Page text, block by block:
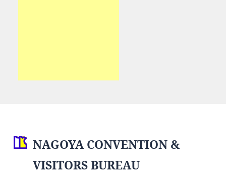
NAGOYA CONVENTION &
VISITORS BUREAU